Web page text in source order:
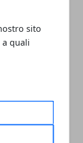
sito
quali